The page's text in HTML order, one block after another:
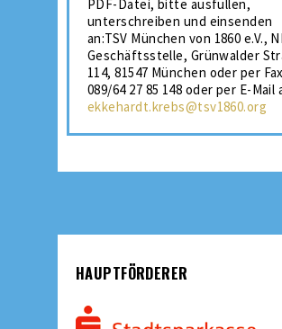
PDF-Datei, bitte ausfüllen,
unterschreiben und einsenden
an:TSV München von 1860 e.V.,
Geschäftsstelle, Grünwalder
114, 81547 München oder per
089/64 27 85 148 oder per E-Mail
ekkehardt.krebs@tsv1860.org
HAUPTFÖRDERER